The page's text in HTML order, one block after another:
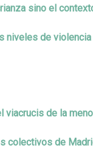
sino el
niveles de
viacrucis de la
colectivos de